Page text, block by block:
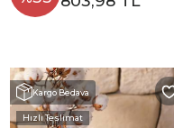
Kargo Bedava
Hızlı Teslimat